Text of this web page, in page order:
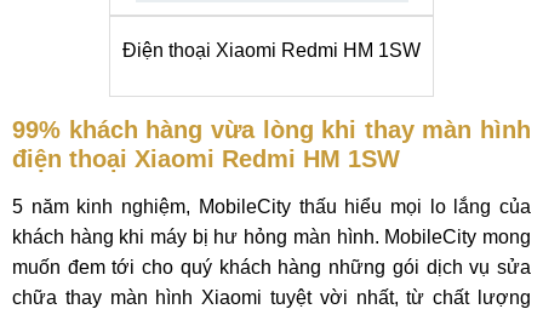
Điện thoại Xiaomi Redmi HM 1SW
99% khách hàng vừa lòng khi thay màn hình
điện thoại Xiaomi Redmi HM 1SW
5 năm kinh nghiệm, MobileCity thấu hiểu mọi lo lắng của
khách hàng khi máy bị hư hỏng màn hình. MobileCity mong
muốn đem tới cho quý khách hàng những gói dịch vụ sửa
chữa thay màn hình Xiaomi tuyệt vời nhất, từ chất lượng